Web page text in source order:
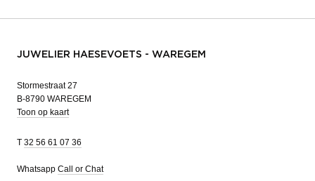
JUWELIER HAESEVOETS - WAREGEM
Stormestraat 27
B-8790 WAREGEM
Toon op kaart
T 32 56 61 07 36
Whatsapp Call or Chat